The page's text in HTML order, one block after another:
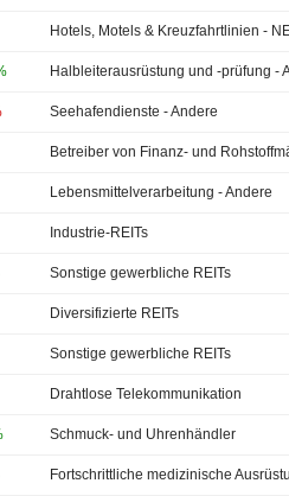
Hotels, Motels & Kreuzfahrtlinien -
Seehafendienste - Andere
Lebensmittelverarbeitung - Andere
Industrie-REITs
Sonstige gewerbliche REITs
Diversifizierte REITs
Sonstige gewerbliche REITs
Drahtlose Telekommunikation
Schmuck- und Uhrenhändler